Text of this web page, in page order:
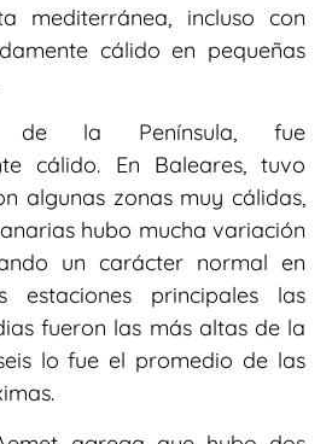
mediterránea, incluso con
cálido en pequeñas
la Península, fue
cálido. En Baleares, tuvo
algunas zonas muy cálidas,
hubo mucha variación
un carácter normal en
estaciones principales las
fueron las más altas de la
lo fue el promedio de las